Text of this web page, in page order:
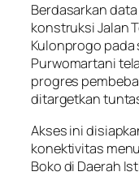
Berdasarkan
konstruksi Jalan
Kulonprogo pada
Purwomartani
progres
ditargetkan
Akses ini
konektivitas
Boko di Daerah